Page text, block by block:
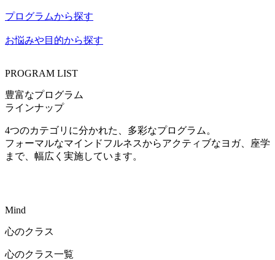
プログラムから探す
お悩みや目的から探す
PROGRAM LIST
豊富なプログラム
ラインナップ
4つのカテゴリに分かれた、多彩なプログラム。
フォーマルなマインドフルネスからアクティブなヨガ、座学
まで、幅広く実施しています。
Mind
心のクラス
心のクラス一覧